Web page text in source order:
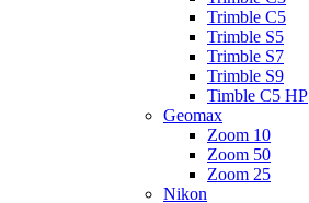
Trimble C5
Trimble S5
Trimble S7
Trimble S9
Timble C5 HP
Geomax
Zoom 10
Zoom 50
Zoom 25
Nikon